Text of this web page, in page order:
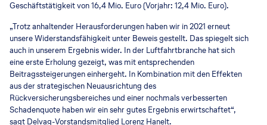
Geschäftstätigkeit von 16,4 Mio. Euro (Vorjahr: 12,4 Mio. Euro).
„Trotz anhaltender Herausforderungen haben wir in 2021 erneut
unsere Widerstandsfähigkeit unter Beweis gestellt. Das spiegelt sich
auch in unserem Ergebnis wider. In der Luftfahrtbranche hat sich
eine erste Erholung gezeigt, was mit entsprechenden
Beitragssteigerungen einhergeht. In Kombination mit den Effekten
aus der strategischen Neuausrichtung des
Rückversicherungsbereiches und einer nochmals verbesserten
Schadenquote haben wir ein sehr gutes Ergebnis erwirtschaftet“,
sagt Delvag-Vorstandsmitglied Lorenz Hanelt.